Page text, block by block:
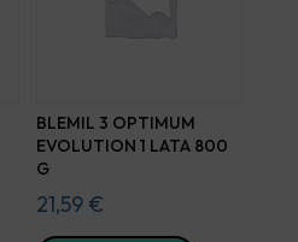
BLEMIL 3 OPTIMUM
EVOLUTION 1 LATA 800
G
21,59 €